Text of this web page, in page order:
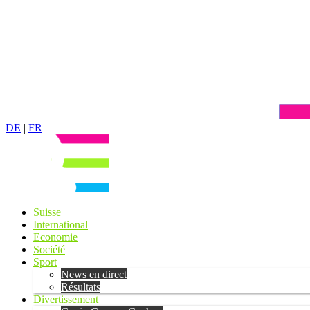
DE | FR
Suisse
International
Economie
Société
Sport
News en direct
Résultats
Divertissement